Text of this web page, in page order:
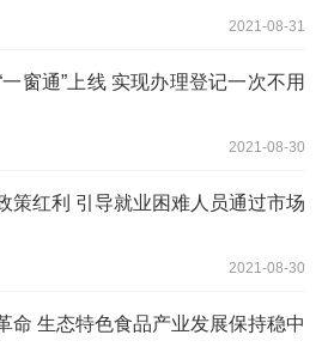
2021-08-31
窗通”上线 实现办理登记一次不用
2021-08-30
策红利 引导就业困难人员通过市场
2021-08-30
命 生态特色食品产业发展保持稳中